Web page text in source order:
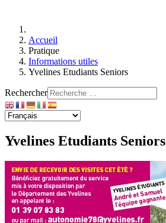
Accueil
Pratique
Informations utiles
Yvelines Etudiants Seniors
Rechercher
Yvelines Etudiants Seniors